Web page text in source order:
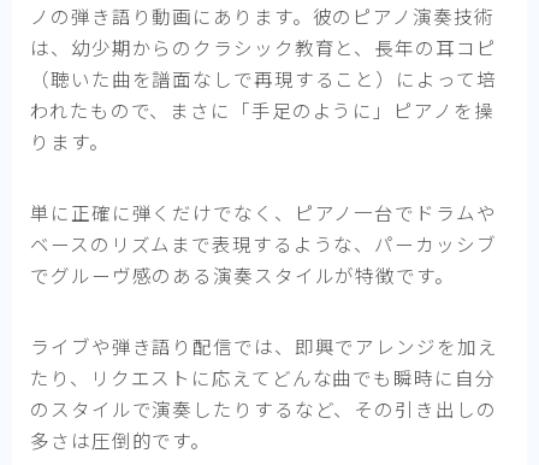
ノの弾き語り動画にあります。彼のピアノ演奏技術
は、幼少期からのクラシック教育と、長年の耳コピ
（聴いた曲を譜面なしで再現すること）によって培
われたもので、まさに「手足のように」ピアノを操
ります。
単に正確に弾くだけでなく、ピアノ一台でドラムや
ベースのリズムまで表現するような、パーカッシブ
でグルーヴ感のある演奏スタイルが特徴です。
ライブや弾き語り配信では、即興でアレンジを加え
たり、リクエストに応えてどんな曲でも瞬時に自分
のスタイルで演奏したりするなど、その引き出しの
多さは圧倒的です。